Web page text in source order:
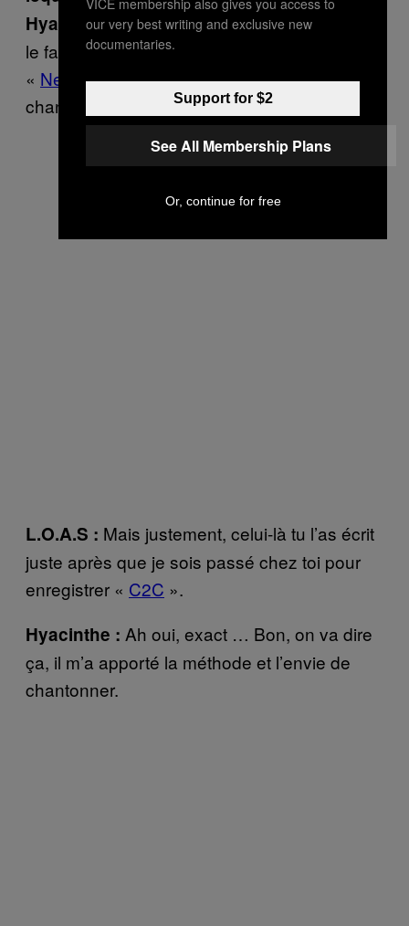
Hyacinthe :C’est vrai, il a apporté ça. Mais je
le faisais déjà avant, rappelle-toi du morceau
« Ne vous inquiétez-pas», sur lequel je
chantonne déjà…
L.O.A.S : Mais justement, celui-là tu l’as écrit
juste après que je sois passé chez toi pour
enregistrer « C2C ».
Hyacinthe : Ah oui, exact … Bon, on va dire
ça, il m’a apporté la méthode et l’envie de
chantonner.
our very best writing and exclusive new
documentaries.
Support for $2
See All Membership Plans
Or, continue for free